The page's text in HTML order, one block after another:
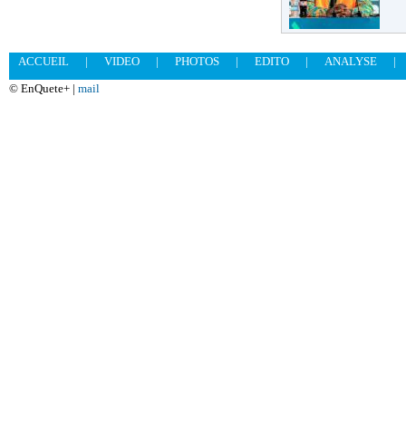
ACCUEIL | VIDEO | PHOTOS | EDITO | ANALYSE
|
© EnQuete+ | mail